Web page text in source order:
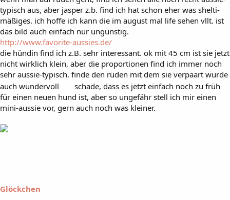
typisch aus, aber jasper z.b. find ich hat schon eher was shelti-
mäßiges. ich hoffe ich kann die im august mal life sehen vllt. ist
das bild auch einfach nur ungünstig.
http://www.favorite-aussies.de/
die hündin find ich z.B. sehr interessant. ok mit 45 cm ist sie jetzt
nicht wirklich klein, aber die proportionen find ich immer noch
sehr aussie-typisch. finde den rüden mit dem sie verpaart wurde
auch wundervoll
schade, dass es jetzt einfach noch zu früh
für einen neuen hund ist, aber so ungefähr stell ich mir einen
mini-aussie vor, gern auch noch was kleiner.
Glöckchen